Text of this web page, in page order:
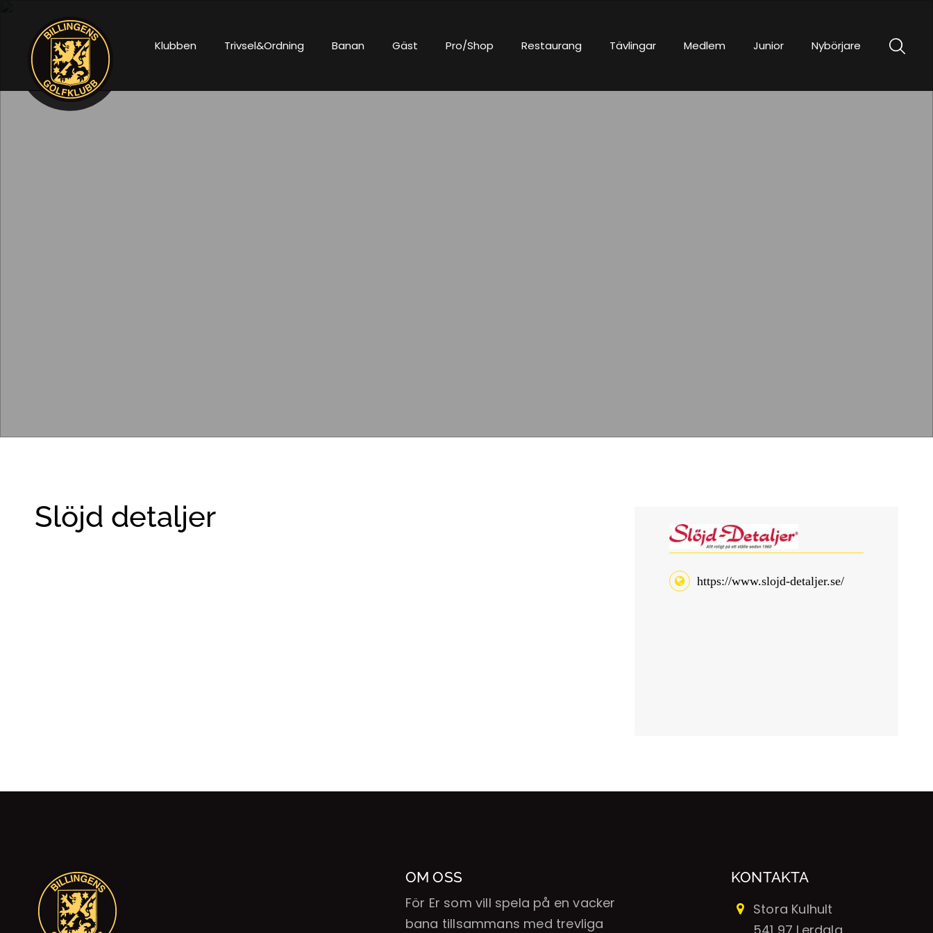
Klubben Trivsel&Ordning Banan Gäst Pro/Shop Restaurang Tävlingar Medlem Junior Nybörjare
Slöjd detaljer
https://www.slojd-detaljer.se/
OM OSS
För Er som vill spela på en vacker
bana tillsammans med trevliga
KONTAKTA
Stora Kulhult